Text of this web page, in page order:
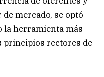
mercado, se optó
la herramienta más
principios rectores de